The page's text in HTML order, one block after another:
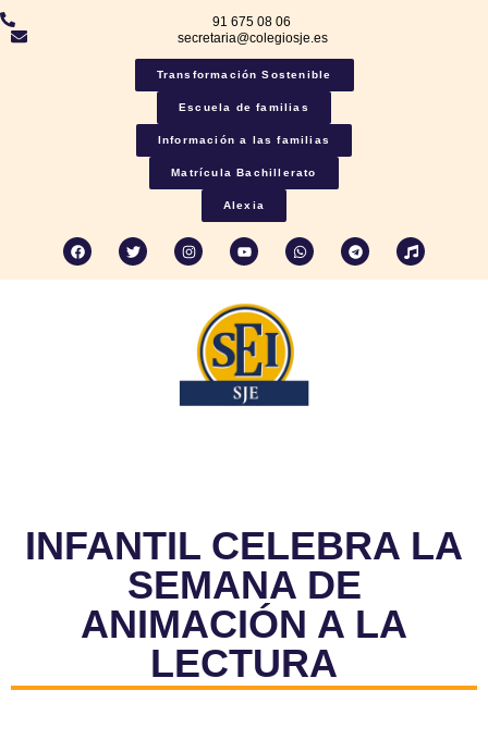
91 675 08 06
secretaria@colegiosje.es
Transformación Sostenible
Escuela de familias
Información a las familias
Matrícula Bachillerato
Alexia
INFANTIL CELEBRA LA
SEMANA DE
ANIMACIÓN A LA
LECTURA